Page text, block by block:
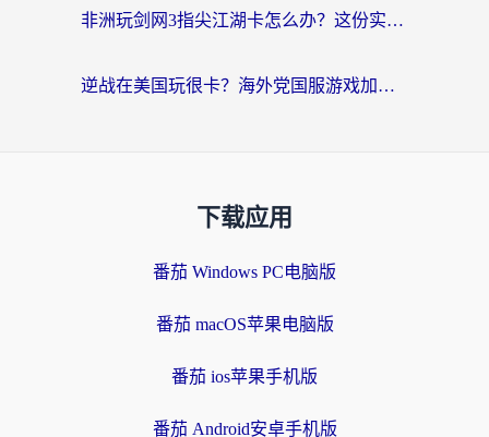
非洲玩剑网3指尖江湖卡怎么办？这份实测有效的国服游戏加速指南请收好
逆战在美国玩很卡？海外党国服游戏加速终极指南（附DNF宝可梦加速技巧）
下载应用
番茄 Windows PC电脑版
番茄 macOS苹果电脑版
番茄 ios苹果手机版
番茄 Android安卓手机版